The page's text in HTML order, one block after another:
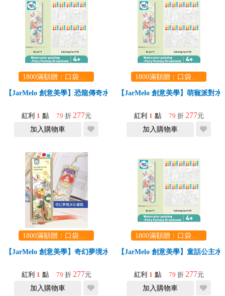
1800滿額贈：口袋玩具一份（隨機出貨） (summer read)
【JarMelo 創意美學】恐龍傳奇水彩書籤
紅利 1 點 79 折 277元
加入購物車
1800滿額贈：口袋玩具一份（隨機出貨） (summer read)
【JarMelo 創意美學】萌寵派對水
紅利 1 點 79 折 277元
加入購物車
1800滿額贈：口袋玩具一份（隨機出貨） (summer read)
【JarMelo 創意美學】奇幻夢境水彩書籤
紅利 1 點 79 折 277元
加入購物車
1800滿額贈：口袋玩具一份（隨機出貨） (summer read)
【JarMelo 創意美學】童話公主水
紅利 1 點 79 折 277元
加入購物車